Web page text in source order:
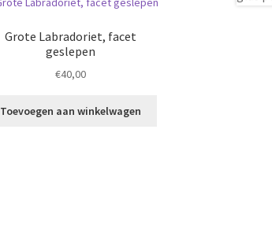
Grote Labradoriet, facet
geslepen
€40,00
Toevoegen aan winkelwagen